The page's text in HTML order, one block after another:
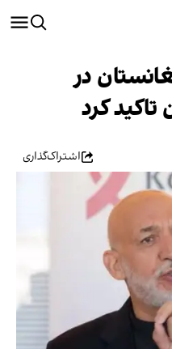
در
کرد
اشتراک‌گذاری